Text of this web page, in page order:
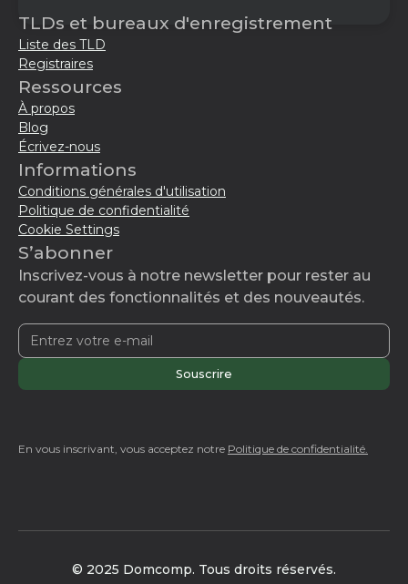
TLDs et bureaux d'enregistrement
Liste des TLD
Registraires
Ressources
À propos
Blog
Écrivez-nous
Informations
Conditions générales d'utilisation
Politique de confidentialité
Cookie Settings
S’abonner
Inscrivez-vous à notre newsletter pour rester au
courant des fonctionnalités et des nouveautés.
En vous inscrivant, vous acceptez notre Politique de confidentialité.
© 2025 Domcomp. Tous droits réservés.